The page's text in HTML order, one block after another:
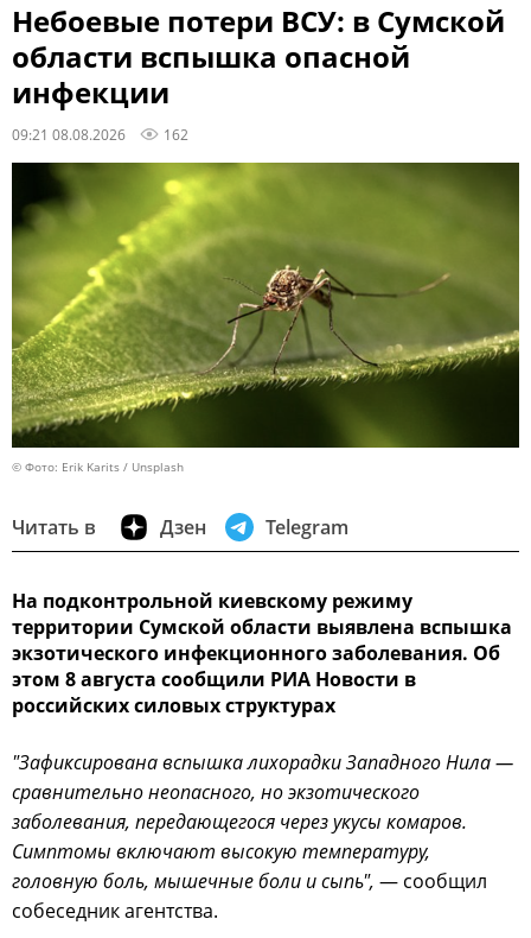
Небоевые потери ВСУ: в Сумской
области вспышка опасной
инфекции
09:21 08.08.2026 162
© Фото: Erik Karits / Unsplash
Читать в Дзен Telegram
На подконтрольной киевскому режиму
территории Сумской области выявлена вспышка
экзотического инфекционного заболевания. Об
этом 8 августа сообщили РИА Новости в
российских силовых структурах
"Зафиксирована вспышка лихорадки Западного Нила —
сравнительно неопасного, но экзотического
заболевания, передающегося через укусы комаров.
Симптомы включают высокую температуру,
головную боль, мышечные боли и сыпь", — сообщил
собеседник агентства.